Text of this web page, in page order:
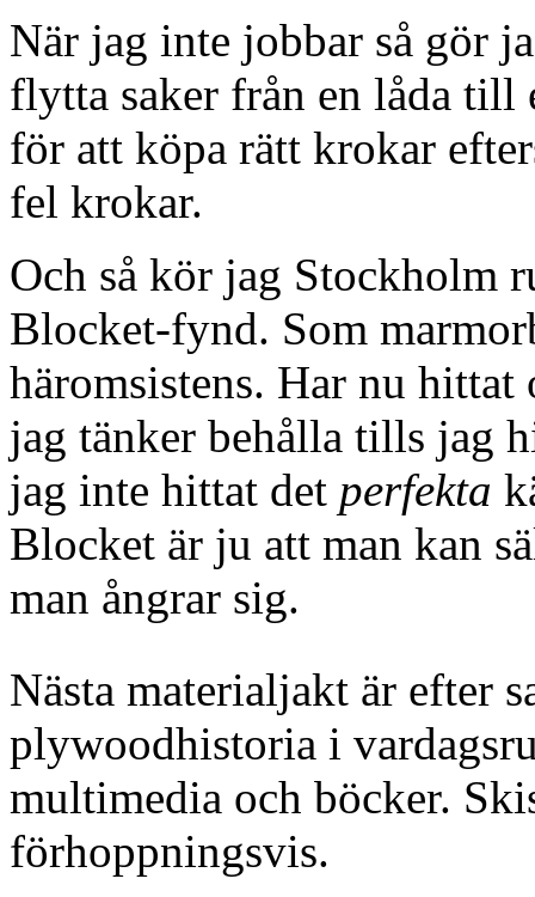
När jag inte jobbar så gör
flytta saker från en låda
för att köpa rätt krokar
fel krokar.
Och så kör jag Stockholm
Blocket-fynd. Som
häromsistens. Har nu
jag tänker behålla tills jag
jag inte hittat det perfekta
Blocket är ju att man kan
man ångrar sig.
Nästa materialjakt är efter
plywoodhistoria i
multimedia och böcker.
förhoppningsvis.